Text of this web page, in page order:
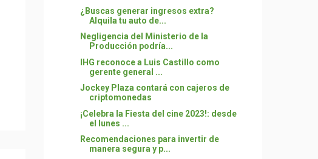
¿Buscas generar ingresos extra?
Alquila tu auto de...
Negligencia del Ministerio de la
Producción podría...
IHG reconoce a Luis Castillo como
gerente general ...
Jockey Plaza contará con cajeros de
criptomonedas
¡Celebra la Fiesta del cine 2023!: desde
el lunes ...
Recomendaciones para invertir de
manera segura y p...